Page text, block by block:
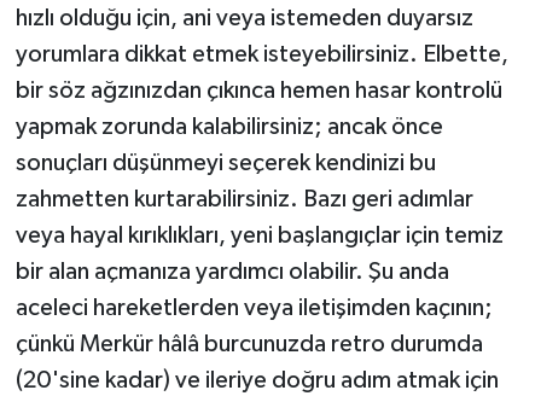
hızlı olduğu için, ani veya istemeden duyarsız
yorumlara dikkat etmek isteyebilirsiniz. Elbette,
bir söz ağzınızdan çıkınca hemen hasar kontrolü
yapmak zorunda kalabilirsiniz; ancak önce
sonuçları düşünmeyi seçerek kendinizi bu
zahmetten kurtarabilirsiniz. Bazı geri adımlar
veya hayal kırıklıkları, yeni başlangıçlar için temiz
bir alan açmanıza yardımcı olabilir. Şu anda
aceleci hareketlerden veya iletişimden kaçının;
çünkü Merkür hâlâ burcunuzda retro durumda
(20'sine kadar) ve ileriye doğru adım atmak için